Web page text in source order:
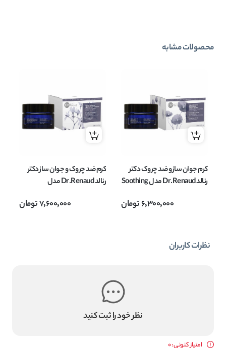
محصولات مشابه
کرم جوان ساز و ضد چروک دکتر
رنالد Dr.Renaud مدل Soothing
حساس حجم 50 میل6,300,000تومان
کرم ضد چروک و جوان ساز دکتر
رنالد Dr.Renaud مدل
7,600,000تومان
نظرات کاربران
نظر خود را ثبت کنید
امتیاز کنونی : 0